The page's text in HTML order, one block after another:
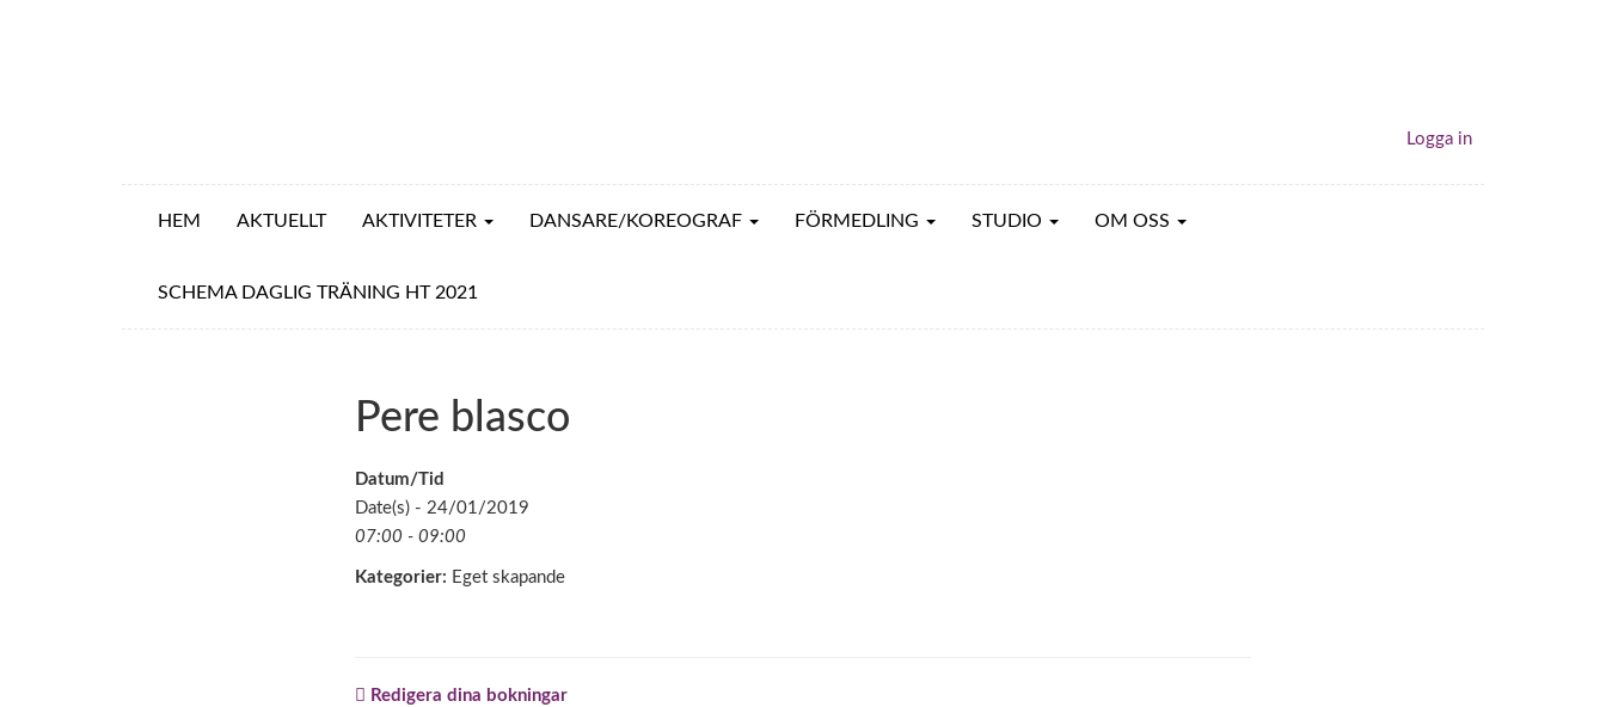
Logga in
HEM AKTUELLT AKTIVITETER DANSARE/KOREOGRAF FÖRMEDLING STUDIO OM OSS
SCHEMA DAGLIG TRÄNING HT 2021
Pere blasco
Datum/Tid
Date(s) - 24/01/2019
07:00 - 09:00
Kategorier: Eget skapande
Redigera dina bokningar